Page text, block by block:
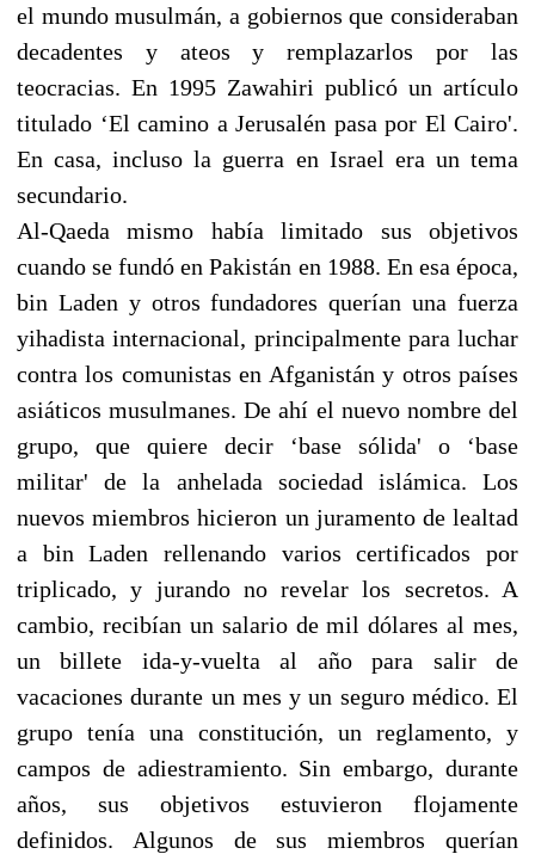
el mundo musulmán, a gobiernos que consideraban
decadentes y ateos y remplazarlos por las
teocracias. En 1995 Zawahiri publicó un artículo
titulado ‘El camino a Jerusalén pasa por El Cairo'.
En casa, incluso la guerra en Israel era un tema
secundario.
Al-Qaeda mismo había limitado sus objetivos
cuando se fundó en Pakistán en 1988. En esa época,
bin Laden y otros fundadores querían una fuerza
yihadista internacional, principalmente para luchar
contra los comunistas en Afganistán y otros países
asiáticos musulmanes. De ahí el nuevo nombre del
grupo, que quiere decir ‘base sólida' o ‘base
militar' de la anhelada sociedad islámica. Los
nuevos miembros hicieron un juramento de lealtad
a bin Laden rellenando varios certificados por
triplicado, y jurando no revelar los secretos. A
cambio, recibían un salario de mil dólares al mes,
un billete ida-y-vuelta al año para salir de
vacaciones durante un mes y un seguro médico. El
grupo tenía una constitución, un reglamento, y
campos de adiestramiento. Sin embargo, durante
años, sus objetivos estuvieron flojamente
definidos. Algunos de sus miembros querían